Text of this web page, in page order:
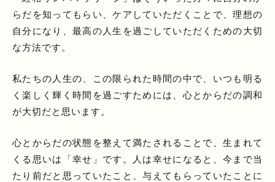
らだを知ってもらい、ケアしていただくことで、理想の
自分になり、最高の人生を過ごしていただくための大切
な方法です。
私たちの人生の、この限られた時間の中で、いつも明る
く楽しく輝く時間を過ごすためには、心とからだの調和
が大切だと思います。
心とからだの状態を整えて満たされることで、生まれて
くる思いは「幸せ」です。人は幸せになると、今まで当
たり前だと思っていたこと、与えてもらっていたことに